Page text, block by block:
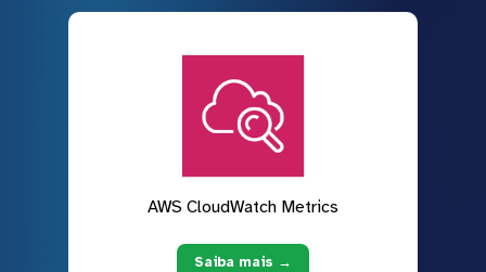
AWS CloudWatch Metrics
Saiba mais →